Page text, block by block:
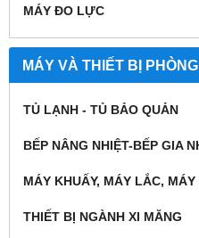
MÁY ĐO LỰC
MÁY VÀ THIẾT BỊ
TỦ LẠNH - TỦ BẢO QUẢN
BẾP NÂNG NHIỆT-BẾP GIA
MÁY KHUẤY, MÁY LẮC,
THIẾT BỊ NGÀNH XI MĂNG